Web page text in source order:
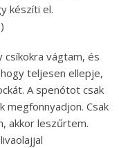
készíti el.
csíkokra vágtam, és
teljesen ellepje,
A spenótot csak
megfonnyadjon. Csak
akkor leszűrtem.